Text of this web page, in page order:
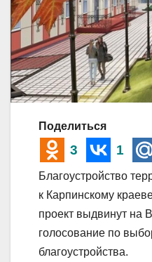
Поделиться
3 1
Благоустройство
к Карпинскому
проект выдвинут на
голосование по
благоустройства.